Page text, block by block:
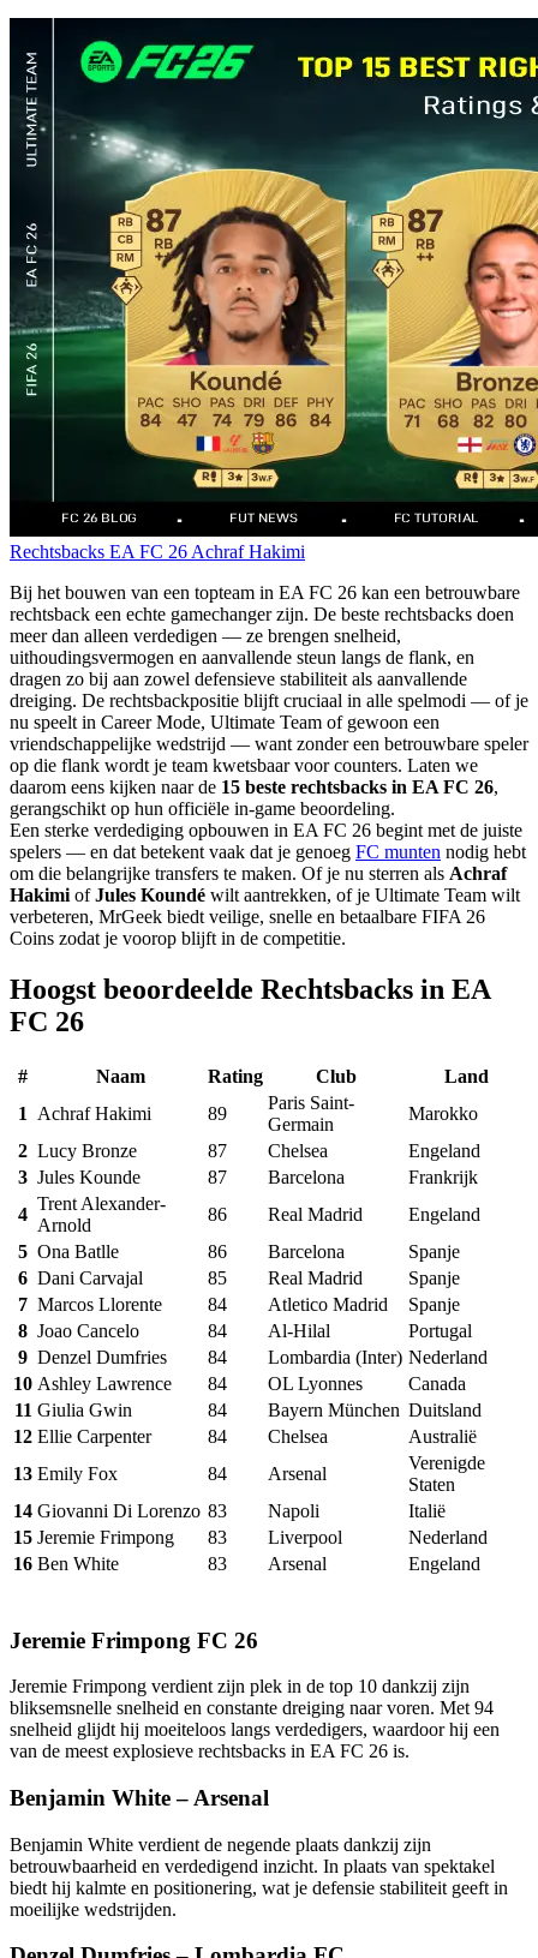
Rechtsbacks EA FC 26 Achraf Hakimi
Bij het bouwen van een topteam in EA FC 26 kan een betrouwbare
rechtsback een echte gamechanger zijn. De beste rechtsbacks doen
meer dan alleen verdedigen — ze brengen snelheid,
uithoudingsvermogen en aanvallende steun langs de flank, en
dragen zo bij aan zowel defensieve stabiliteit als aanvallende
dreiging. De rechtsbackpositie blijft cruciaal in alle spelmodi — of je
nu speelt in Career Mode, Ultimate Team of gewoon een
vriendschappelijke wedstrijd — want zonder een betrouwbare speler
op die flank wordt je team kwetsbaar voor counters. Laten we
daarom eens kijken naar de 15 beste rechtsbacks in EA FC 26,
gerangschikt op hun officiële in-game beoordeling.
Een sterke verdediging opbouwen in EA FC 26 begint met de juiste
spelers — en dat betekent vaak dat je genoeg FC munten nodig hebt
om die belangrijke transfers te maken. Of je nu sterren als Achraf
Hakimi ofJules Koundé wilt aantrekken, of je Ultimate Team wilt
verbeteren, MrGeek biedt veilige, snelle en betaalbare FIFA 26
Coins zodat je voorop blijft in de competitie.
Hoogst beoordeelde Rechtsbacks in EA
FC 26
# Naam Rating Club
Land
1
Achraf Hakimi 89
Paris Saint-
Germain
Marokko
2 Lucy Bronze 87 Chelsea
Engeland
3 Jules Kounde 87 Barcelona
Frankrijk
4
Trent Alexander-
Arnold
86 Real Madrid
Engeland
5 Ona Batlle 86 Barcelona
Spanje
6 Dani Carvajal 85 Real Madrid
Spanje
7 Marcos Llorente 84 Atletico Madrid
Spanje
8 Joao Cancelo 84 Al-Hilal
Portugal
9 Denzel Dumfries 84 Lombardia (Inter) Nederland
10 Ashley Lawrence 84 OL Lyonnes
Canada
11 Giulia Gwin 84 Bayern München Duitsland
12 Ellie Carpenter 84 Chelsea
Australië
13 Emily Fox 84 Arsenal
Verenigde
Staten
14 Giovanni Di Lorenzo 83 Napoli
Italië
15 Jeremie Frimpong 83 Liverpool
Nederland
16 Ben White 83 Arsenal Engeland
Jeremie Frimpong FC 26
Jeremie Frimpong verdient zijn plek in de top 10 dankzij zijn
bliksemsnelle snelheid en constante dreiging naar voren. Met 94
snelheid glijdt hij moeiteloos langs verdedigers, waardoor hij een
van de meest explosieve rechtsbacks in EA FC 26 is.
Benjamin White – Arsenal
Benjamin White verdient de negende plaats dankzij zijn
betrouwbaarheid en verdedigend inzicht. In plaats van spektakel
biedt hij kalmte en positionering, wat je defensie stabiliteit geeft in
moeilijke wedstrijden.